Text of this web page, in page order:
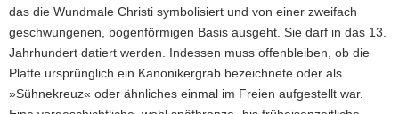
das die Wundmale Christi symbolisiert und von einer zweifach
geschwungenen, bogenförmigen Basis ausgeht. Sie darf in das 13.
Jahrhundert datiert werden. Indessen muss offenbleiben, ob die
Platte ursprünglich ein Kanonikergrab bezeichnete oder als
»Sühnekreuz« oder ähnliches einmal im Freien aufgestellt war.